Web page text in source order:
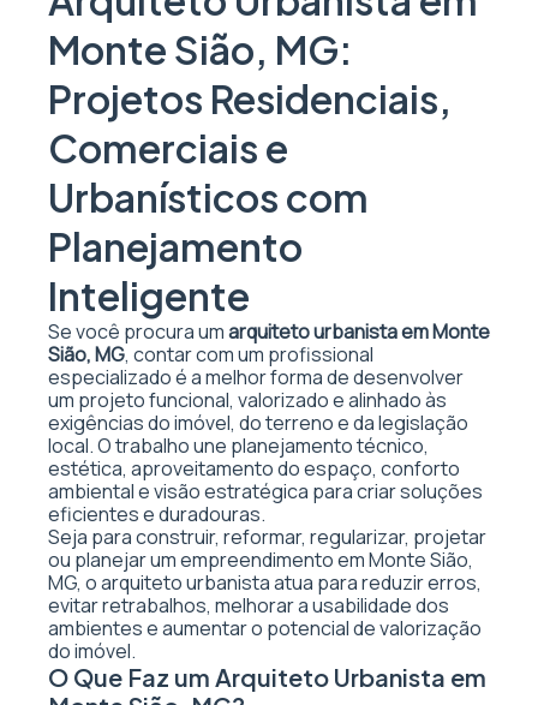
Monte Sião, MG:
Projetos Residenciais,
Comerciais e
Urbanísticos com
Planejamento
Inteligente
Se você procura umarquiteto urbanista em Monte
Sião, MG, contar com um profissional
especializado é a melhor forma de desenvolver
um projeto funcional, valorizado e alinhado às
exigências do imóvel, do terreno e da legislação
local. O trabalho une planejamento técnico,
estética, aproveitamento do espaço, conforto
ambiental e visão estratégica para criar soluções
eficientes e duradouras.
Seja para construir, reformar, regularizar, projetar
ou planejar um empreendimento em Monte Sião,
MG, o arquiteto urbanista atua para reduzir erros,
evitar retrabalhos, melhorar a usabilidade dos
ambientes e aumentar o potencial de valorização
do imóvel.
O Que Faz um Arquiteto Urbanista em